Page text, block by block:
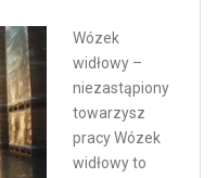
Wózek
widłowy –
niezastąpiony
towarzysz
pracy Wózek
widłowy to